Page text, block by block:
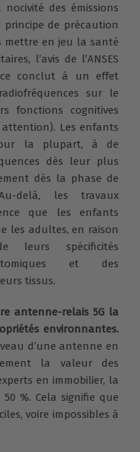
des émissions
principe de précaution
mettre en jeu la santé
l’avis de l’ANSES
conclut à un effet
sur le
fonctions cognitives
attention). Les enfants
la plupart, à de
dès leur plus
dès la phase de
delà, les travaux
que les enfants
les adultes, en raison
spécificités
et des
tissus.
antenne-relais 5G la
environnantes.
d’une antenne en
la valeur des
en immobilier, la
%. Cela signifie que
voire impossibles à